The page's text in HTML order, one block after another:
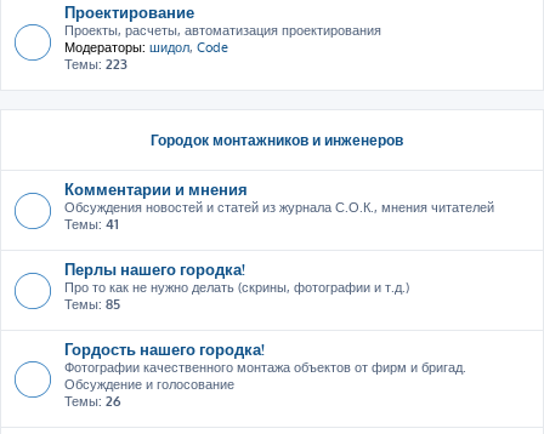
Проектирование
Проекты, расчеты, автоматизация проектирования
Модераторы: шидол, Code
Темы: 223
Городок монтажников и инженеров
Комментарии и мнения
Обсуждения новостей и статей из журнала С.О.К., мнения читателей
Темы: 41
Перлы нашего городка!
Про то как не нужно делать (скрины, фотографии и т.д.)
Темы: 85
Гордость нашего городка!
Фотографии качественного монтажа объектов от фирм и бригад.
Обсуждение и голосование
Темы: 26